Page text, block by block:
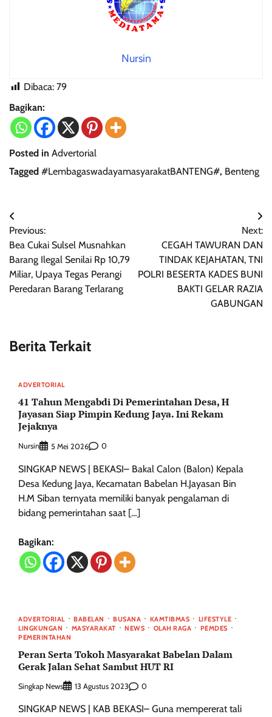
Nursin
Dibaca: 79
Bagikan:
Posted in Advertorial
Tagged #LembagaswadayamasyarakatBANTENG#, Benteng
Navigasi
pos
Previous:
Bea Cukai Sulsel Musnahkan
Barang Ilegal Senilai Rp 10,79
Miliar, Upaya Tegas Perangi
Peredaran Barang Terlarang
Next:
CEGAH TAWURAN DAN
TINDAK KEJAHATAN, TNI
POLRI BESERTA KADES BUNI
BAKTI GELAR RAZIA
GABUNGAN
Berita Terkait
ADVERTORIAL
41 Tahun Mengabdi Di Pemerintahan Desa, H
Jayasan Siap Pimpin Kedung Jaya. Ini Rekam
Jejaknya
Nursin 5 Mei 2026 0
SINGKAP NEWS | BEKASI– Bakal Calon (Balon) Kepala
Desa Kedung Jaya, Kecamatan Babelan H.Jayasan Bin
H.M Siban ternyata memiliki banyak pengalaman di
bidang pemerintahan saat […]
Bagikan:
ADVERTORIAL BABELAN BUSANA KAMTIBMAS
LIFESTYLE
LINGKUNGAN
MASYARAKAT NEWS OLAH RAGA
PEMDES
PEMERINTAHAN
Peran Serta Tokoh Masyarakat Babelan Dalam
Gerak Jalan Sehat Sambut HUT RI
Singkap News 13 Agustus 2023 0
SINGKAP NEWS | KAB BEKASI– Guna mempererat tali